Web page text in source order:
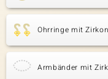
Ohrringe mit Zirkon
Armbänder mit